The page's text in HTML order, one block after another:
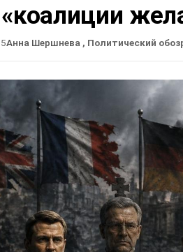
Анна Шершнева , Политический